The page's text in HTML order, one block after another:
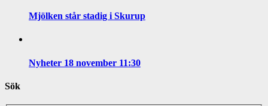
Mjölken står stadig i Skurup
Nyheter 18 november 11:30
Sök